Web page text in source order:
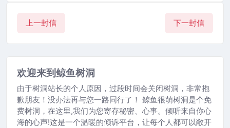
上一封信 下一封信
欢迎来到鲸鱼树洞
由于树洞站长的个人原因，过段时间会关闭树洞，非常抱
歉朋友！没办法再与您一路同行了！ 鲸鱼很萌树洞是个免
费树洞，在这里,我们为您寄存秘密、心事。倾听来自你心
海的心声!这是一个温暖的倾诉平台，让每个人都可以敞开